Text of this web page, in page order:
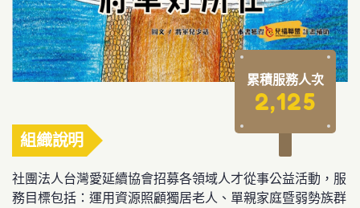
組織說明
累積服務人次
2,125
社團法人台灣愛延續協會招募各領域人才從事公益活動，服
務目標包括：運用資源照顧獨居老人、單親家庭暨弱勢族群